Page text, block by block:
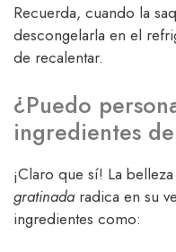
Recuerda, cuando la
descongelarla en el
de recalentar.
¿Puedo
ingredientes
¡Claro que sí! La
gratinada radica en su
ingredientes como: